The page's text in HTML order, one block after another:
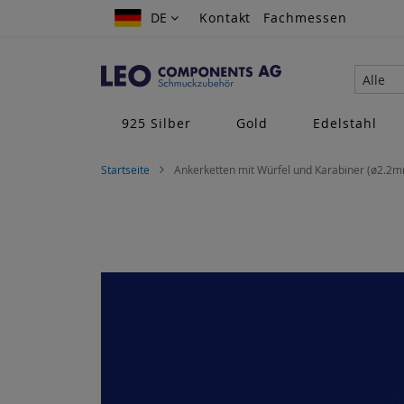
Zum
DE
DE Kontakt Fachmessen
Alle
925 Silber
Gold Edelstahl
Startseite Ankerketten mit Würfel und Karabiner